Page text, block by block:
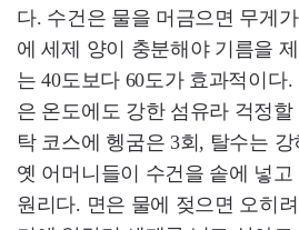
다. 수건은 물을 머금으면 무게
에 세제 양이 충분해야 기름을
는 40도보다 60도가 효과적이다
은 온도에도 강한 섬유라 걱정할
탁 코스에 헹굼은 3회, 탈수는
옛 어머니들이 수건을 솥에 넣
원리다. 면은 물에 젖으면 오히